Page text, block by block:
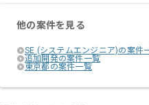
他の案件を見る
SE (システムエンジニア)の案件
追加開発の案件一覧
東京都の案件一覧